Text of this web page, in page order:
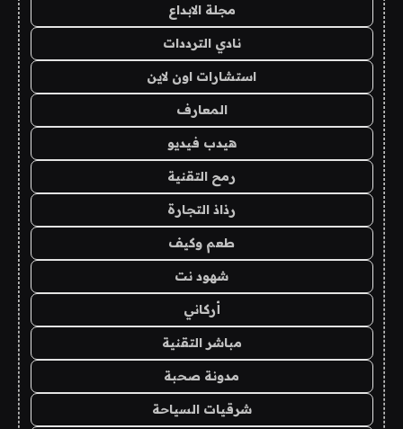
مجلة الابداع
نادي الترددات
استشارات اون لاين
المعارف
هيدب فيديو
رمح التقنية
رذاذ التجارة
طعم وكيف
شهود نت
أركاني
مباشر التقنية
مدونة صحبة
شرقيات السياحة